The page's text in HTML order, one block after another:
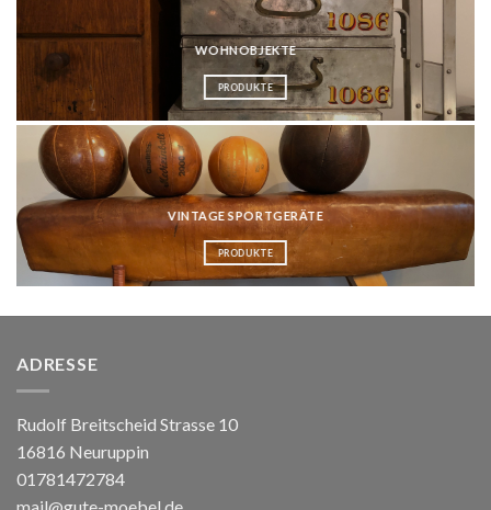
WOHNOBJEKTE
PRODUKTE
VINTAGE SPORTGERÄTE
PRODUKTE
ADRESSE
Rudolf Breitscheid Strasse 10
16816 Neuruppin
01781472784
mail@gute-moebel.de